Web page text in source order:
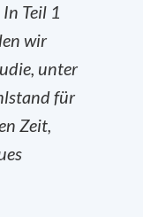
Teil 1
wir
unter
für
Zeit,